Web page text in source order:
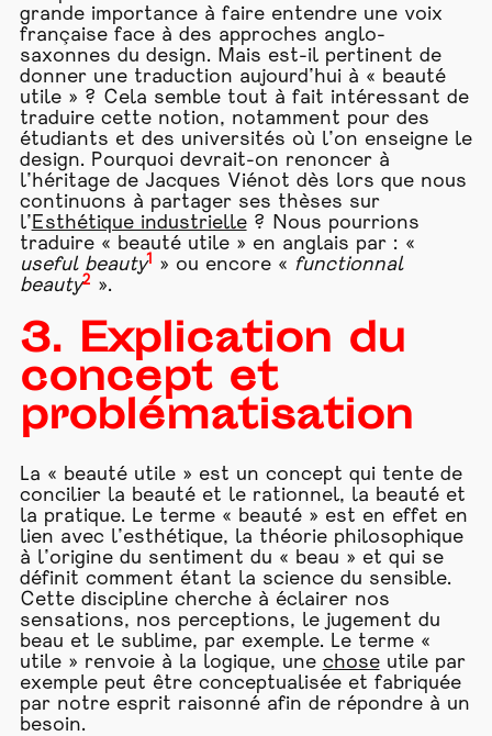
grande importance à faire entendre une voix
française face à des approches anglo-
saxonnes du design. Mais est-il pertinent de
donner une traduction aujourd’hui à « beauté
utile » ? Cela semble tout à fait intéressant de
traduire cette notion, notamment pour des
étudiants et des universités où l’on enseigne le
design. Pourquoi devrait-on renoncer à
l’héritage de Jacques Viénot dès lors que nous
continuons à partager ses thèses sur
l’ Esthétique industrielle? Nous pourrions
traduire « beauté utile » en anglais par : «
useful beauty1 » ou encore « functionnal
beauty2 ».
3. Explication du
concept et
problématisation
La « beauté utile » est un concept qui tente de
concilier la beauté et le rationnel, la beauté et
la pratique. Le terme « beauté » est en effet en
lien avec l’esthétique, la théorie philosophique
à l’origine du sentiment du « beau » et qui se
définit comment étant la science du sensible.
Cette discipline cherche à éclairer nos
sensations, nos perceptions, le jugement du
beau et le sublime, par exemple. Le terme «
utile » renvoie à la logique, une choseutile par
exemple peut être conceptualisée et fabriquée
par notre esprit raisonné afin de répondre à un
besoin.